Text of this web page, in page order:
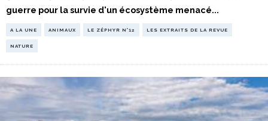
guerre pour la survie d'un écosystème menacé...
A LA UNE ANIMAUX LE ZÉPHYR N°12 LES EXTRAITS DE LA REVUE
NATURE